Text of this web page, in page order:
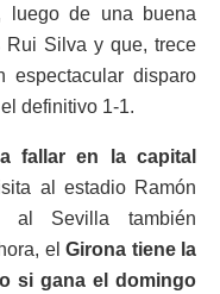
luego de una buena
Rui Silva y que, trece
espectacular disparo
definitivo 1-1.
fallar en la capital
al estadio Ramón
al Sevilla también
el Girona tiene la
si gana el domingo